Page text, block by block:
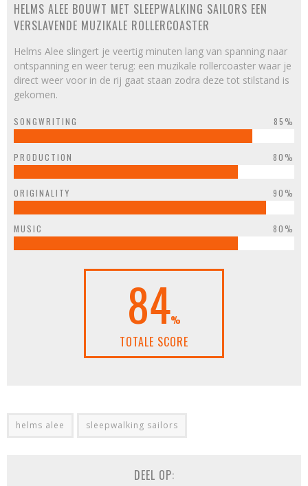
HELMS ALEE BOUWT MET SLEEPWALKING SAILORS EEN
VERSLAVENDE MUZIKALE ROLLERCOASTER
Helms Alee slingert je veertig minuten lang van spanning naar
ontspanning en weer terug: een muzikale rollercoaster waar je
direct weer voor in de rij gaat staan zodra deze tot stilstand is
gekomen.
SONGWRITING 85%
PRODUCTION 80%
ORIGINALITY 90%
MUSIC 80%
84%
TOTALE SCORE
helms alee sleepwalking sailors
DEEL OP: